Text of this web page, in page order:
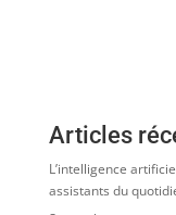
Articles
L’intelligence
assistants du